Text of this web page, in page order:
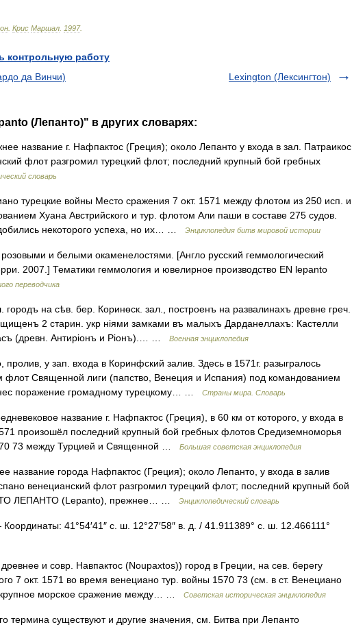
Крис Маршал 1997.
контрольную работу
да Винчи)
Lexington (Лексингтон)
(Лепанто)" в других словарях:
название г. Нафпактос (Греция); около Лепанто у входа в зал. Патраикос
флот разгромил турецкий флот; последний крупный бой гребных
словарь
турецкие войны Место сражения 7 окт. 1571 между флотом из 250 исп. и
Хуана Австрийского и тур. флотом Али паши в составе 275 судов.
некоторого успеха, но их… …
Энциклопедия битв мировой истории
и белыми окаменелостями. [Англо русский геммологический
2007.] Тематики геммология и ювелирное производство EN lepanto
переводчика
на сѣв. бер. Коринѳск. зал., построенъ на развалинахъ древне греч.
2 старин. укр ніями замками въ малыхъ Дарданеллахъ: Кастелли
(древн. Антиріонъ и Ріонъ).… …
Военная энциклопедия
у зап. входа в Коринфский залив. Здесь в 1571г. разыгралось
флот Священной лиги (папство, Венеция и Испания) под командованием
поражение громадному турецкому… …
Страны мира. Словарь
название г. Нафпактос (Греция), в 60 км от которого, у входа в
произошёл последний крупный бой гребных флотов Средиземноморья
73 между Турцией и Священной …
Большая советская энциклопедия
название города Нафпактос (Греция); около Лепанто, у входа в залив
венецианский флот разгромил турецкий флот; последний крупный бой
ЛЕПАНТО (Lepanto), прежнее… …
Энциклопедический словарь
41°54′41″ с. ш. 12°27′58″ в. д. / 41.911389° с. ш. 12.466111°
и совр. Навпактос (Noupaxtos)) город в Греции, на сев. берегу
7 окт. 1571 во время венециано тур. войны 1570 73 (см. в ст. Венециано
морское сражение между… …
Советская историческая энциклопедия
термина существуют и другие значения, см. Битва при Лепанто